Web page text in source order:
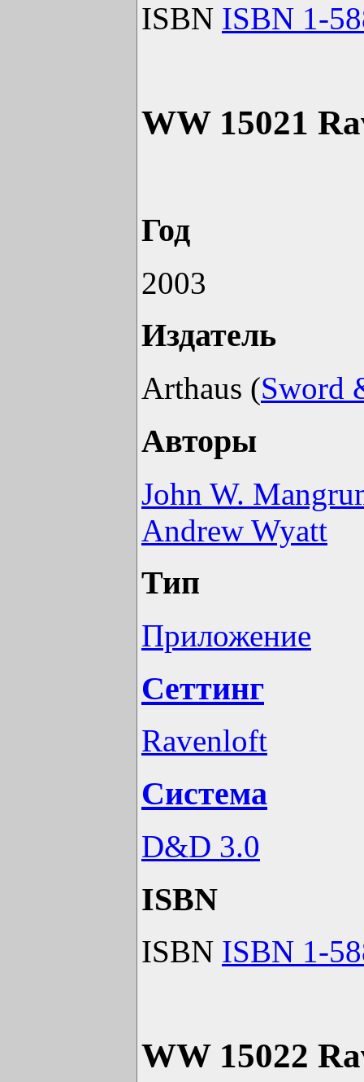
ISBN ISBN 1-
WW 15021
Год
2003
Издатель
Arthaus (Sword
Авторы
John W.
Andrew Wyatt
Тип
Приложение
Сеттинг
Ravenloft
Система
D&D 3.0
ISBN
ISBN ISBN 1-
WW 15022